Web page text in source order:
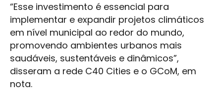
“Esse investimento é essencial para
implementar e expandir projetos climáticos
em nível municipal ao redor do mundo,
promovendo ambientes urbanos mais
saudáveis, sustentáveis e dinâmicos”,
disseram a rede C40 Cities e o GCoM, em
nota.